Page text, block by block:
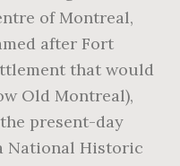
of Montreal,
after Fort
that would
Old Montreal),
present-day
National Historic